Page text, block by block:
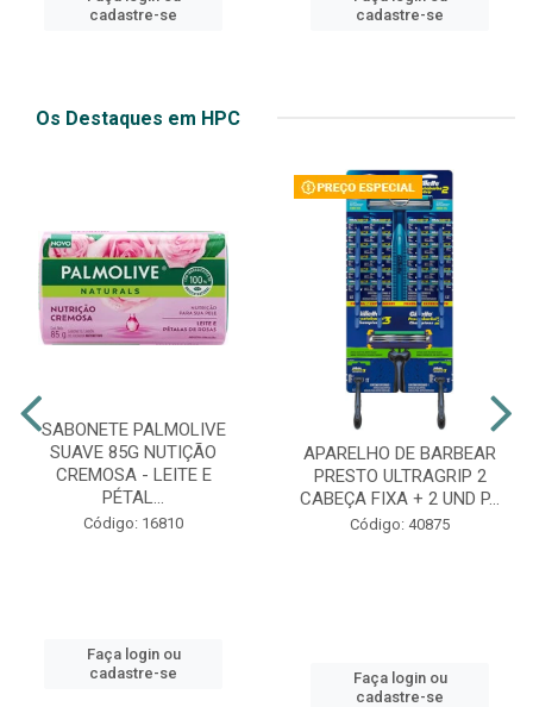
cadastre-se
cadastre-se
Os Destaques em HPC
SABONETE PALMOLIVE
SUAVE 85G NUTIÇÃO
CREMOSA - LEITE E
PÉTAL...
Código: 16810
Faça login ou
cadastre-se
APARELHO DE BARBEAR
PRESTO ULTRAGRIP 2
CABEÇA FIXA + 2 UND P...
Código: 40875
Faça login ou
cadastre-se